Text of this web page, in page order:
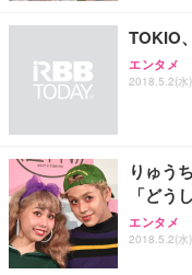
TOKIO
エンタメ
2018.5.2(水
りゅう
「どう
エンタメ
2018.5.2(水